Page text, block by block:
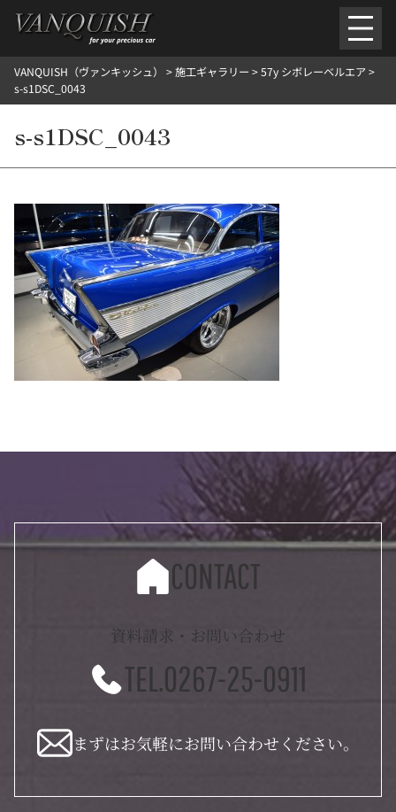
を
ごあいさつ会社案内施工環境紹介所在地
ご提供メニュー
外装のガラスコーティング施工料金
ヘッドライトクリーニング施工料金
樹脂・メッシュパーツコーティング施工料金
施工ギャラリー
PICKUPNOSTALGIC
お客さまの声お問い合わせ施工のご予約
VANQUISH（ヴァンキッシュ） >施工ギャラリー >57y シボレーベルエア >
s-s1DSC_0043
s-s1DSC_0043
CONTACT
資料請求・お問い合わせ
TEL.0267-25-0911
まずはお気軽にお問い合わせください。